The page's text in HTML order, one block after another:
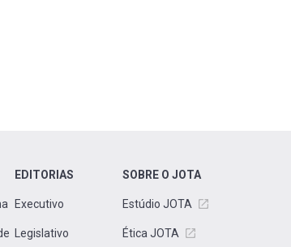
EDITORIAS
Executivo
Legislativo
SOBRE O JOTA
Estúdio JOTA
Ética JOTA